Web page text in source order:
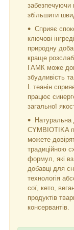
збільшити
Сприяє
ключові
природну
краще
ГАМК може
збудливість
L теанін
працює
загальної
Натуральна
CYMBIOTIKA
можете
традиційною
формул, які
добавці для
технологія
сої, кето,
продуктів
консервантів.